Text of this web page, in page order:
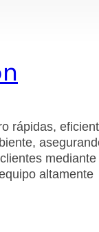
rápidas,
altamente